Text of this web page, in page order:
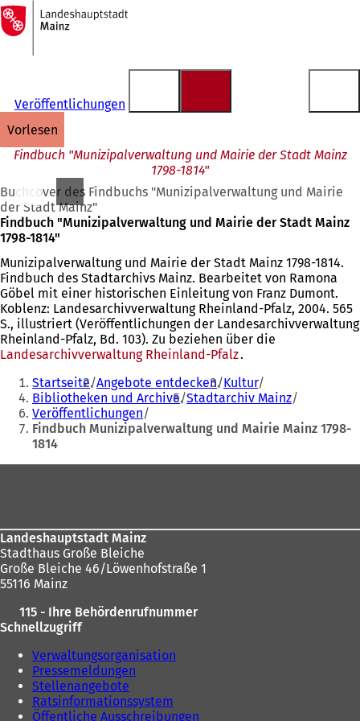
Inhalt anspringen
Zur
Startseite
Veröffentlichungen
vorlesen
Findbuch "Munizipalverwaltung und Mairie der Stadt Mainz
1798-1814"
Buchcover des Findbuchs "Munizipalverwaltung und Mairie
der Stadt Mainz"
Findbuch "Munizipalverwaltung und Mairie der Stadt Mainz
1798-1814"
Munizipalverwaltung und Mairie der Stadt Mainz 1798-1814.
Findbuch des Stadtarchivs Mainz. Bearbeitet von Ramona
Göbel mit einer historischen Einleitung von Franz Dumont.
Koblenz: Landesarchivverwaltung Rheinland-Pfalz, 2004. 565
S., illustriert (Veröffentlichungen der Landesarchivverwaltung
Rheinland-Pfalz, Bd. 103). Zu beziehen über die
Landesarchivverwaltung Rheinland-Pfalz.
Sie
befinden
sich
hier:
Startseite Angebote entdecken Kultur
Bibliotheken und Archive Stadtarchiv Mainz
Veröffentlichungen
Findbuch Munizipalverwaltung und Mairie Mainz 1798-
1814
Landeshauptstadt Mainz
Stadthaus Große Bleiche
Große Bleiche 46/Löwenhofstraße 1
55116 Mainz
115 - Ihre Behördenrufnummer
Schnellzugriff
Verwaltungsorganisation
Pressemeldungen
Stellenangebote
Ratsinformationssystem
Öffentliche Ausschreibungen